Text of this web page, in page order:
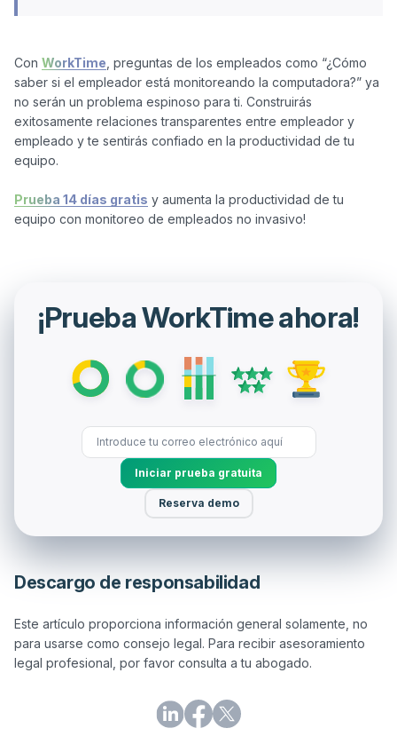
Con WorkTime , preguntas de los empleados como “¿Cómo
saber si el empleador está monitoreando la computadora?” ya
no serán un problema espinoso para ti. Construirás
exitosamente relaciones transparentes entre empleador y
empleado y te sentirás confiado en la productividad de tu
equipo.
Prueba 14 días gratis y aumenta la productividad de tu
¡Prueba WorkTime ahora!
Iniciar prueba gratuita
Reserva demo
Descargo de responsabilidad
Este artículo proporciona información general solamente, no
para usarse como consejo legal. Para recibir asesoramiento